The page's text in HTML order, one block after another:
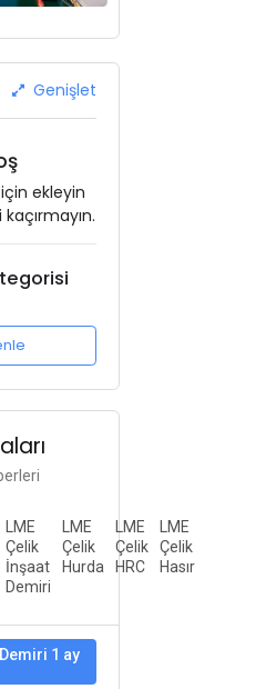
Genişlet
için ekleyin
LME
Çelik
İnşaat
Demiri
LME
Çelik
Hurda
LME
Çelik
HRC
LME
Çelik
Hasır
1 ay